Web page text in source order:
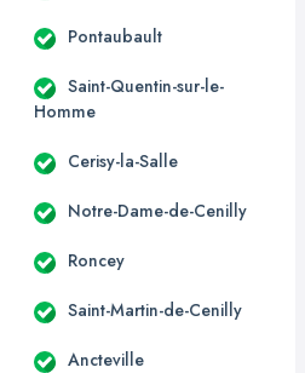
Pontaubault
Saint-Quentin-sur-le-
Homme
Cerisy-la-Salle
Notre-Dame-de-Cenilly
Roncey
Saint-Martin-de-Cenilly
Ancteville